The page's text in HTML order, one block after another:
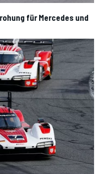
für Mercedes und